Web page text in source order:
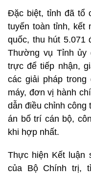
Đặc biệt, tỉnh đã tổ
tuyến toàn tỉnh, kết
quốc, thu hút 5.071
Thường vụ Tỉnh ủy
trực để tiếp nhận,
các giải pháp
máy, đơn vị hành
dẫn điều chỉnh
án bố trí cán bộ,
khi hợp nhất.
Thực hiện Kết luận
của Bộ Chính trị,